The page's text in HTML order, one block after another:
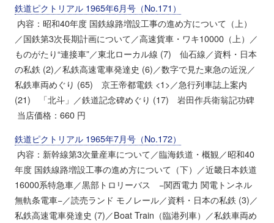
鉄道ピクトリアル 1965年6月号（No.171）
内容：昭和40年度 国鉄線路増設工事の進め方について（上）
／国鉄第3次長期計画について／高速貨車・ワキ10000（上）／
ものがたり“連接車”／東北ローカル線 (7) 仙石線／資料・日本
の私鉄 (2)／私鉄高速電車発達史 (6)／数字で見た東急の近況／
私鉄車両めぐり (65) 京王帝都電鉄 <1>／急行列車誌上案内
(21) 「北斗」／鉄道記念碑めぐり (17) 岩田作兵衛翁記功碑
当店価格：660 円
鉄道ピクトリアル 1965年7月号（No.172）
内容：新幹線第3次量産車について／臨海鉄道・概観／昭和40
年度 国鉄線路増設工事の進め方について（下）／近畿日本鉄道
16000系特急車／黒部トロリーバス −関西電力 関電トンネル
無軌条電車−／読売ランド モノレール／資料・日本の私鉄 (3)／
私鉄高速電車発達史 (7)／Boat Train（臨港列車）／私鉄車両め